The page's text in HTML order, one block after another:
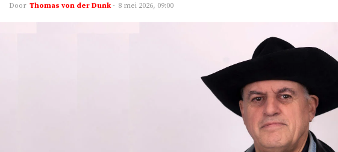
Thomas von der Dunk - 8 mei 2026, 09:00